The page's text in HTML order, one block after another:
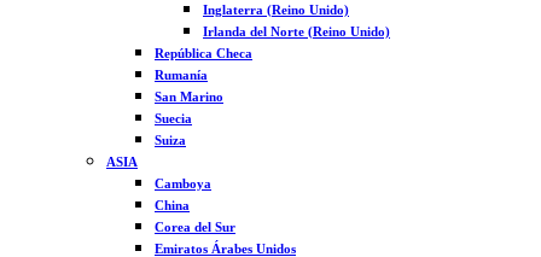
Inglaterra (Reino Unido)
Irlanda del Norte (Reino Unido)
República Checa
Rumanía
San Marino
Suecia
Suiza
ASIA
Camboya
China
Corea del Sur
Emiratos Árabes Unidos